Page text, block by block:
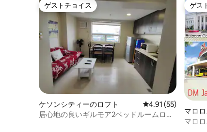
ゲストチョイス
ゲストチョイス
ケソンシティーのロフト レビュー55件、5つ
4.91 (55)
居心地の良いギルモア2ベッドルームロフ
ゲス
ゲス
マロ
マロ